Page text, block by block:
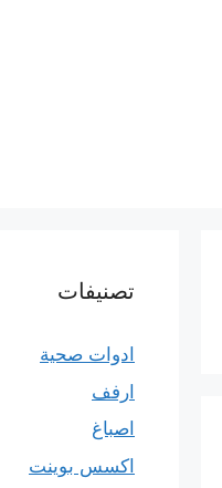
تصنيفات
ادوات صحية
ارفف
اصباغ
اكسس بوينت